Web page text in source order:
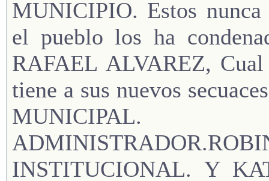
MUNICIPIO. Estos
el pueblo los ha
RAFAEL ALVAREZ,
tiene a sus nuevos
MUNICIPAL.
INSTITUCIONAL. Y